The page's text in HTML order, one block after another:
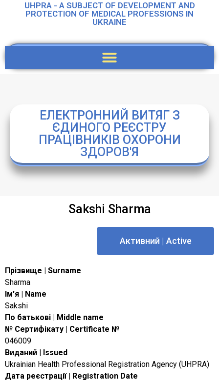
UHPRA - A SUBJECT OF DEVELOPMENT AND
PROTECTION OF MEDICAL PROFESSIONS IN
UKRAINE
ЕЛЕКТРОННИЙ ВИТЯГ З
ЄДИНОГО РЕЄСТРУ
ПРАЦІВНИКІВ ОХОРОНИ
ЗДОРОВ'Я
Sakshi Sharma
Активний | Active
Прізвище | Surname
Sharma
Ім'я | Name
Sakshi
По батькові | Middle name
№ Сертифікату | Certificate №
046009
Виданий | Issued
Ukrainian Health Professional Registration Agency (UHPRA)
Дата реєстрації | Registration Date